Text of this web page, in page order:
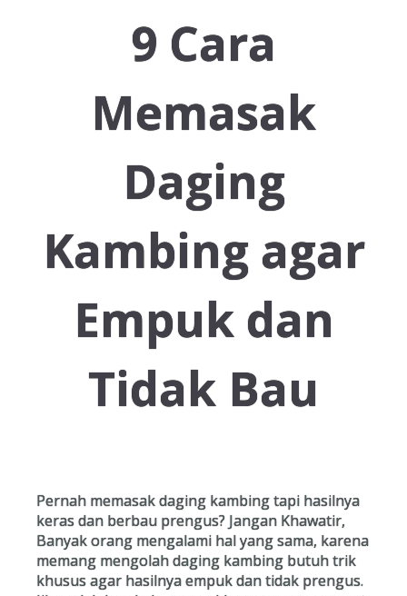
Resep Tempe/Tahu
Resep Sayuran
9 Cara
Memasak
Daging
Kambing agar
Empuk dan
Tidak Bau
Pernah memasak daging kambing tapi hasilnya
keras dan berbau prengus? Jangan Khawatir,
Banyak orang mengalami hal yang sama, karena
memang mengolah daging kambing butuh trik
khusus agar hasilnya empuk dan tidak prengus.